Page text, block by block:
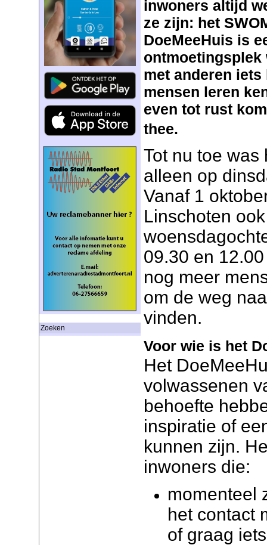
Zoeken
inwoners altijd
ze zijn: het
DoeMeeHuis is
ontmoetingsplek
met anderen
mensen leren
even tot rust
thee.
Tot nu toe was
alleen op
Vanaf 1
Linschoten
09.30 en
nog meer
om de weg
vinden.
Voor wie is het
Het
volwassenen
behoefte
inspiratie of
kunnen zijn.
inwoners die:
momenteel
het contact
of graag